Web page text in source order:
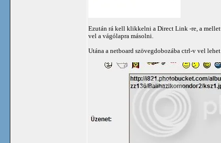
Ezután rá kell klikkelni a Direct Link -re, a
vel a vágólapra másolni.
Utána a netboard szövegdobozába ctrl-v vel